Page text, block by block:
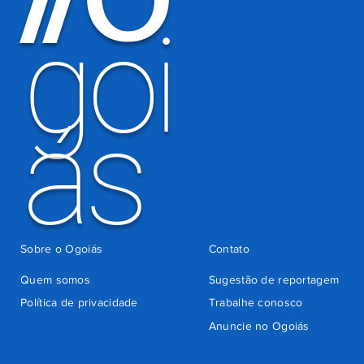
goi
ás
Quem somos
Sugestão de reportagem
Trabalhe conosco
Política de privacidade
Anuncie no Ogoiás
Contato
Sobre o Ogoiás